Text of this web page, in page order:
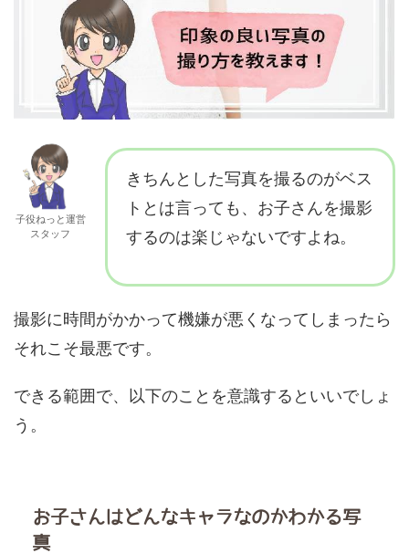
子役ねっと運営
スタッフ
きちんとした写真を撮るのがベス
トとは言っても、お子さんを撮影
するのは楽じゃないですよね。
撮影に時間がかかって機嫌が悪くなってしまったら
それこそ最悪です。
できる範囲で、以下のことを意識するといいでしょ
う。
お子さんはどんなキャラなのかわかる写
真